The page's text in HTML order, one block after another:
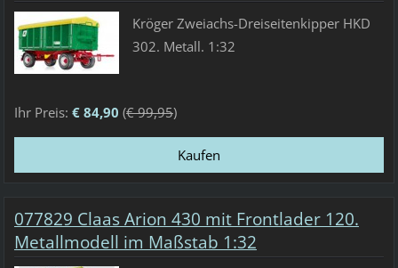
Kröger Zweiachs-Dreiseitenkipper HKD
302. Metall. 1:32
Ihr Preis: € 84,90 (€ 99,95)
077829 Claas Arion 430 mit Frontlader 120.
Metallmodell im Maßstab 1:32